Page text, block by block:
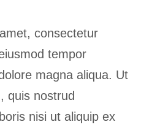
consectetur
tempor
magna aliqua. Ut
quis nostrud
nisi ut aliquip ex